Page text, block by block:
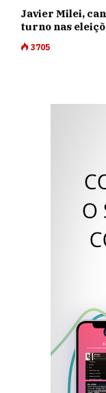
Javier Milei,
turno nas
3705